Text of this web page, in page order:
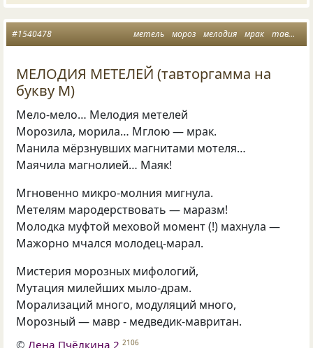
метель мороз мелодия мрак тавтограммы
#1540478
МЕЛОДИЯ МЕТЕЛЕЙ (тавторгамма на
букву М)
Мело-мело… Мелодия метелей
Морозила, морила… Мглою — мрак.
Манила мёрзнувших магнитами мотеля…
Маячила магнолией… Маяк!
Мгновенно микро-молния мигнула.
Метелям мародерствовать — маразм!
Молодка муфтой меховой момент (!) махнула —
Мажорно мчался молодец-марал.
Мистерия морозных мифологий,
Мутация милейших мыло-драм.
Морализаций много, модуляций много,
Морозный — мавр - медведик-мавритан.
©Лена Пчёлкина 2 2106